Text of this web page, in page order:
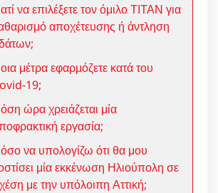
να επιλέξετε τον όμιλο ΤΙΤΑΝ για
αποχέτευσης ή άντληση
μέτρα εφαρμόζετε κατά του
19;
ώρα χρειάζεται μία
εργασία;
να υπολογίζω ότι θα μου
μία εκκένωση Ηλιούπολη σε
με την υπόλοιπη Αττική;